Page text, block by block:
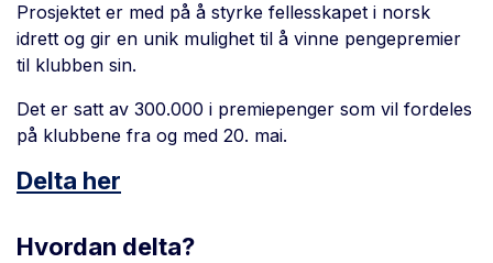
Prosjektet er med på å styrke fellesskapet i norsk
idrett og gir en unik mulighet til å vinne pengepremier
til klubben sin.
Det er satt av 300.000 i premiepenger som vil fordeles
på klubbene fra og med 20. mai.
Delta her
Hvordan delta?